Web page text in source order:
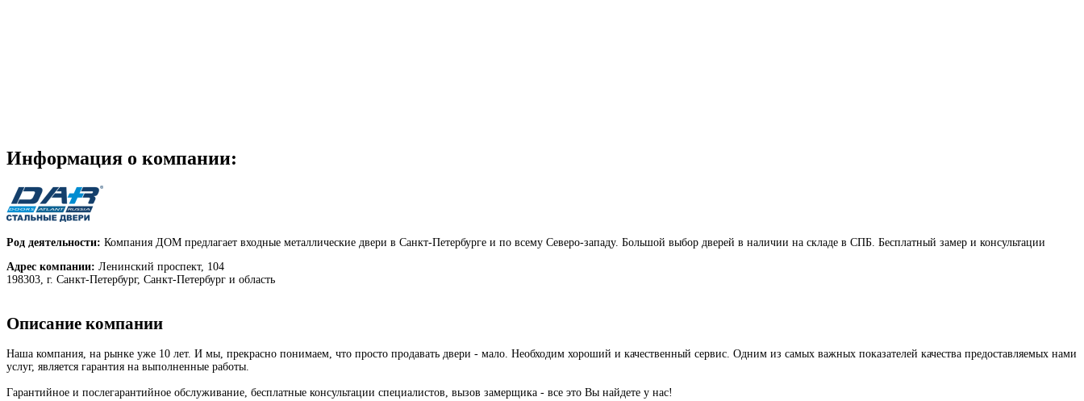
Информация о компании:
Род деятельности: Компания ДОМ предлагает входные металлические двери в Санкт-Петербурге и по всему Северо-западу. Большой выбор дверей в наличии на складе в СПБ. Бесплатный замер и консультации
Адрес компании: Ленинский проспект, 104
198303, г. Санкт-Петербург, Санкт-Петербург и область
Описание компании
Наша компания, на рынке уже 10 лет. И мы, прекрасно понимаем, что просто продавать двери - мало. Необходим хороший и качественный сервис. Одним из самых важных показателей качества предоставляемых нами
услуг, является гарантия на выполненные работы.
Гарантийное и послегарантийное обслуживание, бесплатные консультации специалистов, вызов замерщика - все это Вы найдете у нас!